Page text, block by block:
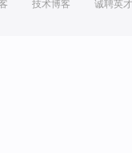
技术博客 诚聘英才